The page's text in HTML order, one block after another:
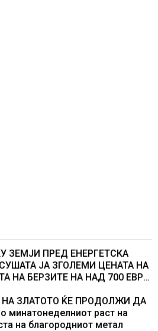
ЗЕМЈИ ПРЕД ЕНЕРГЕТСКА
ЈА ЗГОЛЕМИ ЦЕНАТА НА
НА БЕРЗИТЕ НА НАД 700 ЕВРА
НА ЗЛАТОТО ЌЕ ПРОДОЛЖИ ДА
минатонеделниот раст на
на благородниот метал